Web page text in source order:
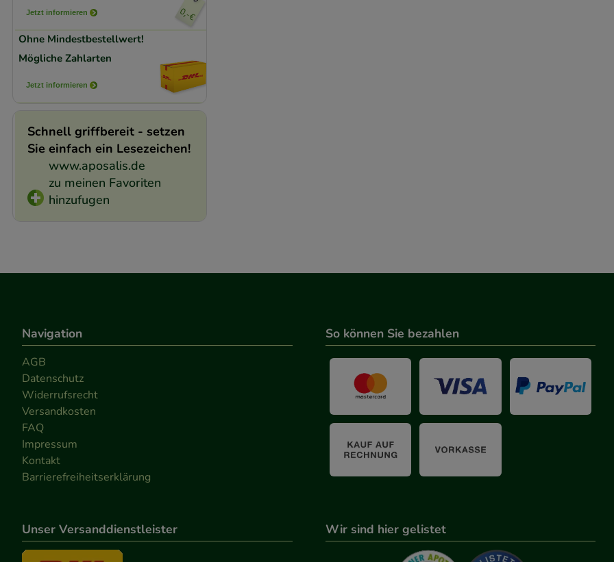
Jetzt informieren
Ohne Mindestbestellwert!
Mögliche Zahlarten
Jetzt informieren
Schnell griffbereit - setzen
Sie einfach ein Lesezeichen!
www.aposalis.de
zu meinen Favoriten
hinzufugen
Navigation
AGB
Datenschutz
Widerrufsrecht
Versandkosten
FAQ
Impressum
Kontakt
Barrierefreiheitserklärung
So können Sie bezahlen
Unser Versanddienstleister Wir sind hier gelistet